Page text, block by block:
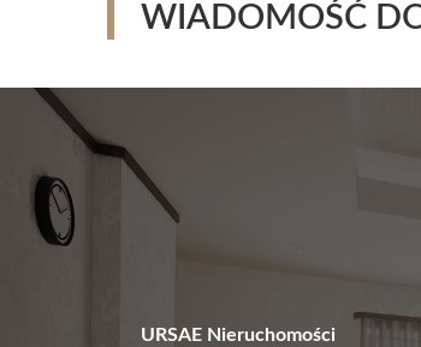
WIADOMOŚĆ
URSAE Nieruchomości